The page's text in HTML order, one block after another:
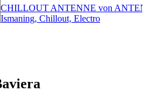
CHILLOUT ANTENNE von
Ismaning, Chillout, Electro